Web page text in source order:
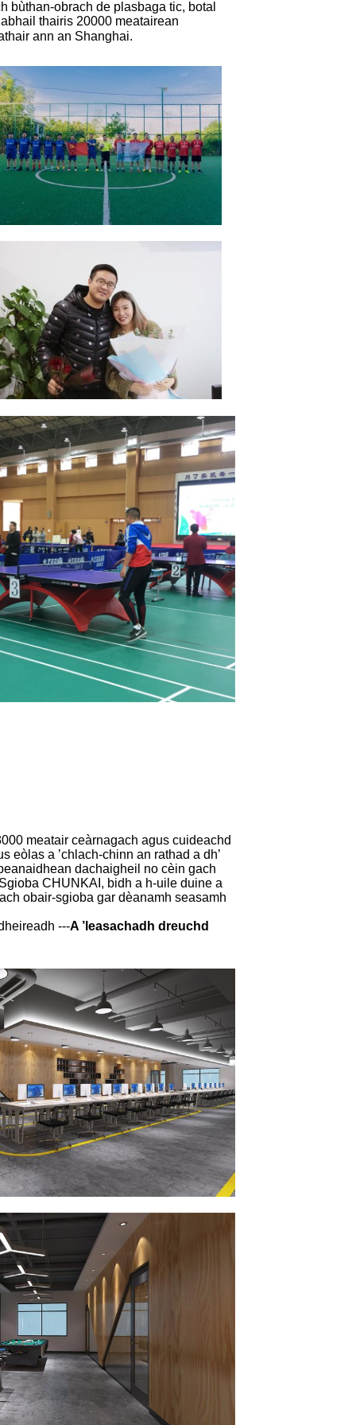
bùthan-obrach de plasbaga tic, botal
thairis 20000 meatairean
ann an Shanghai.
meatair ceàrnagach agus cuideachd
eòlas a ’chlach-chinn an rathad a dh’
dachaigheil no cèin gach
CHUNKAI, bidh a h-uile duine a
obair-sgioba gar dèanamh seasamh
---A ’leasachadh dreuchd